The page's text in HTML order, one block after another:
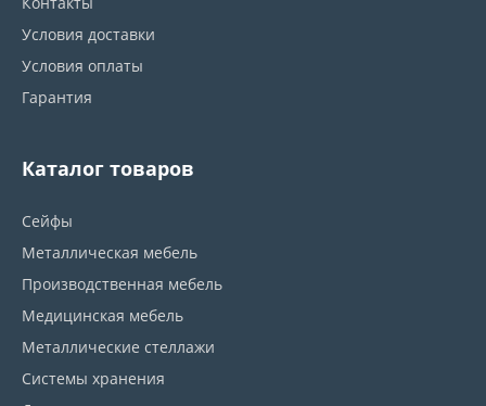
Условия доставки
Условия оплаты
Гарантия
Каталог товаров
Сейфы
Металлическая мебель
Производственная мебель
Медицинская мебель
Металлические стеллажи
Системы хранения